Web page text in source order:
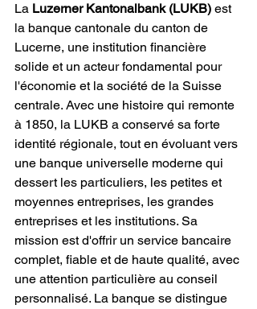
La Luzerner Kantonalbank (LUKB) est
la banque cantonale du canton de
Lucerne, une institution financière
solide et un acteur fondamental pour
l'économie et la société de la Suisse
centrale. Avec une histoire qui remonte
à 1850, la LUKB a conservé sa forte
identité régionale, tout en évoluant vers
une banque universelle moderne qui
dessert les particuliers, les petites et
moyennes entreprises, les grandes
entreprises et les institutions. Sa
mission est d'offrir un service bancaire
complet, fiable et de haute qualité, avec
une attention particulière au conseil
personnalisé. La banque se distingue